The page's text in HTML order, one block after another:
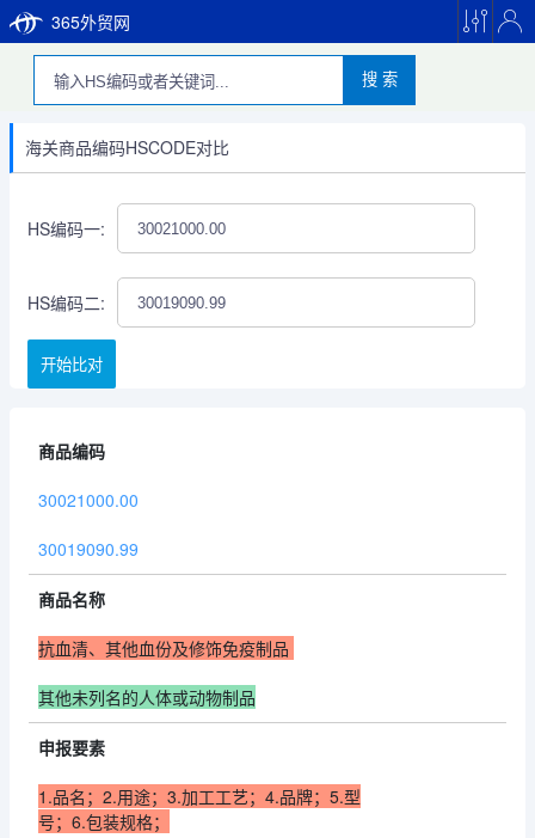
365外贸网
搜 索
海关商品编码HSCODE对比
HS编码一:
HS编码二:
开始比对
商品编码
30021000.00
30019090.99
商品名称
抗血清、其他血份及修饰免疫制品
其他未列名的人体或动物制品
申报要素
1.品名；2.用途；3.加工工艺；4.品牌； 5.型
号；6.包装规格；